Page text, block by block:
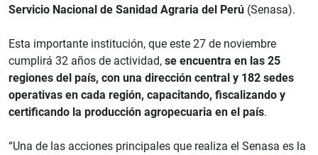
Servicio Nacional de Sanidad Agraria del Perú (Senasa).
Esta importante institución, que este 27 de noviembre
cumplirá 32 años de actividad, se encuentra en las 25
regiones del país, con una dirección central y 182 sedes
operativas en cada región, capacitando, fiscalizando y
certificando la producción agropecuaria en el país.
“Una de las acciones principales que realiza el Senasa es la